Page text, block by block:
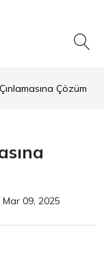
Çözüm
Mar 09, 2025